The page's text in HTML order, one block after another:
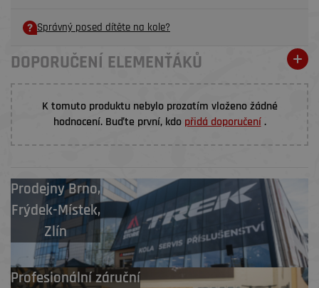
Správný posed dítěte na kole?
DOPORUČENÍ ELEMENŤÁKŮ
K tomuto produktu nebylo prozatím vloženo žádné
hodnocení. Buďte první, kdo přidá doporučení.
ProdejnyBrno,
Frýdek-Místek,
Zlín
Profesionální záruční